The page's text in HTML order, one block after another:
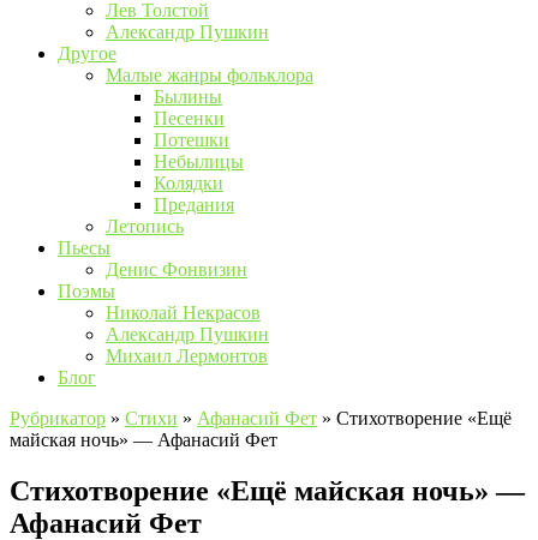
Лев Толстой
Александр Пушкин
Другое
Малые жанры фольклора
Былины
Песенки
Потешки
Небылицы
Колядки
Предания
Летопись
Пьесы
Денис Фонвизин
Поэмы
Николай Некрасов
Александр Пушкин
Михаил Лермонтов
Блог
Рубрикатор » Стихи » Афанасий Фет » Стихотворение «Ещё
майская ночь» — Афанасий Фет
Стихотворение «Ещё майская ночь» —
Афанасий Фет